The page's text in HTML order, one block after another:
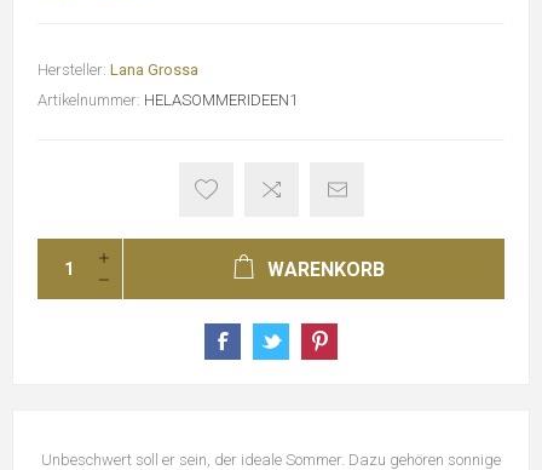
Hersteller: Lana Grossa
Artikelnummer: HELASOMMERIDEEN1
WARENKORB
Unbeschwert soll er sein, der ideale Sommer. Dazu gehören sonnige